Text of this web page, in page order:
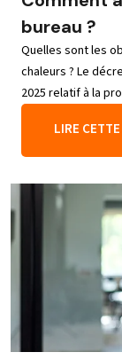
bureau ?
Quelles sont les
chaleurs ? Le
2025 relatif à la
LIRE